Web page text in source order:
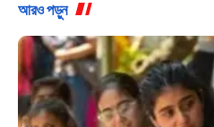
আরও পড়ুন